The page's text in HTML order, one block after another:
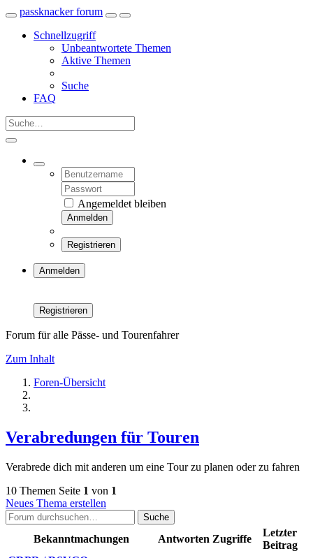
passknacker forum
Schnellzugriff
Unbeantwortete Themen
Aktive Themen
Suche
FAQ
Angemeldet bleiben
Anmelden
Registrieren
Anmelden
Registrieren
Forum für alle Pässe- und Tourenfahrer
Zum Inhalt
Foren-Übersicht
Verabredungen für Touren
Verabrede dich mit anderen um eine Tour zu planen oder zu fahren
10 Themen Seite 1 von 1
Neues Thema erstellen
Suche
Bekanntmachungen Antworten Zugriffe
Letzter
Beitrag